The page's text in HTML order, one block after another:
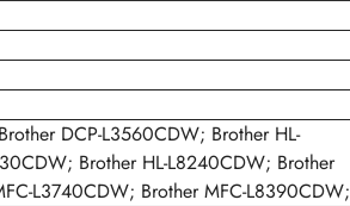
DCP-L3560CDW; Brother HL-
Brother HL-L8240CDW; Brother
L3740CDW; Brother MFC-L8390CDW;